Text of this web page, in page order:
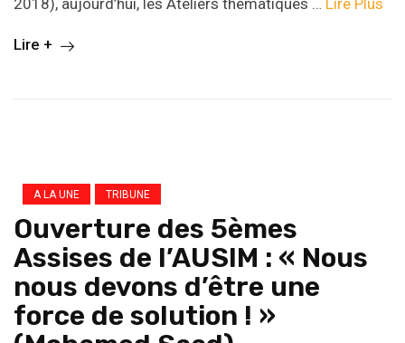
2018), aujourd’hui, les Ateliers thématiques … Lire Plus
Lire +
A LA UNE TRIBUNE
Ouverture des 5èmes
Assises de l’AUSIM : « Nous
nous devons d’être une
force de solution ! »